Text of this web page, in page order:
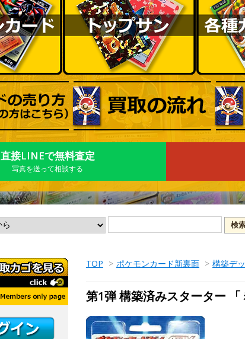
直接LINEで無料査定
写真を送って相談する
TOP > ポケモンカード新裏面 > 構築デ
第1弾 構築済みスターター 「